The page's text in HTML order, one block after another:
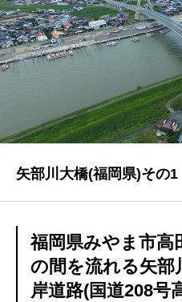
矢部川大橋(福岡県)その1
福岡県みやま市高
の間を流れる矢部
岸道路(国道208号